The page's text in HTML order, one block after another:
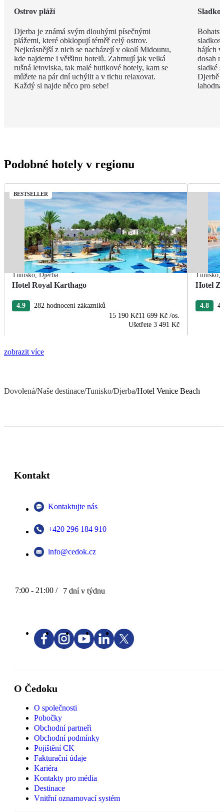
Ostrov pláží
Djerba je známá svým dlouhými písečnými
plážemi, které obklopují téměř celý ostrov.
Nejkrásnější z nich se nacházejí v okolí Midounu,
kde najdeme i většinu hotelů. Zahrnují jak velká
rušná letoviska, tak malé butikové hotely, kam se
můžete na pár dní uchýlit a v tichu relaxovat.
Každý si najde něco pro sebe!
hájích
dosah
sladké
Djerbě
Podobné hotely v regionu
BESTSELLER
Tunisko,Djerba
Hotel Royal Karthago
4.9
282 hodnocení zákazníků
15 190 Kč11 699 Kč /os.
Ušetřete 3 491 Kč
Tunisko,
Hotel
4.8
zobrazit více
Dovolená/Naše destinace/Tunisko/Djerba/Hotel Venice Beach
Kontakt
Kontaktujte nás
+420 296 184 910
info@cedok.cz
7:00 - 21:00 / 7 dní v týdnu
O Čedoku
O společnosti
Pobočky
Obchodní partneři
Obchodní podmínky
Pojištění CK
Fakturační údaje
Kariéra
Kontakty pro média
Destinace
Vnitřní oznamovací systém